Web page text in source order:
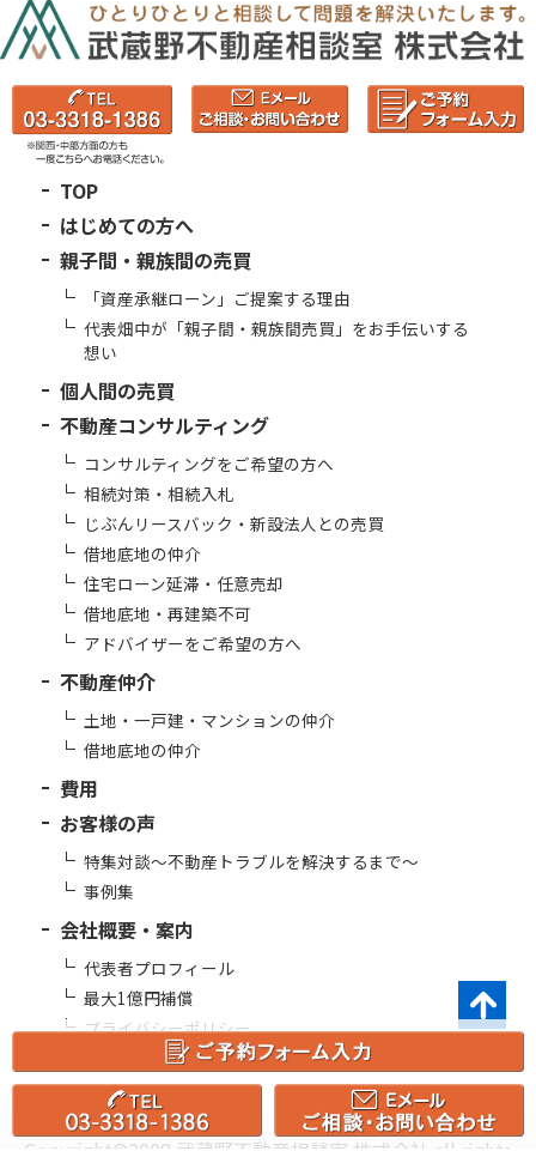
TOP
はじめての方へ
親子間・親族間の売買
「資産承継ローン」ご提案する理由
代表畑中が「親子間・親族間売買」をお手伝いする
想い
個人間の売買
不動産コンサルティング
コンサルティングをご希望の方へ
相続対策・相続入札
じぶんリースバック・新設法人との売買
借地底地の仲介
住宅ローン延滞・任意売却
借地底地・再建築不可
アドバイザーをご希望の方へ
不動産仲介
土地・一戸建・マンションの仲介
借地底地の仲介
費用
お客様の声
特集対談～不動産トラブルを解決するまで～
事例集
会社概要・案内
代表者プロフィール
最大1億円補償
プライバシーポリシー